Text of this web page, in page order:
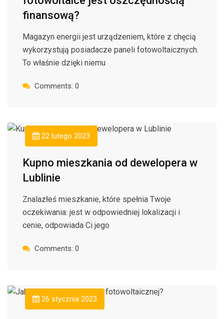
finansową?
Magazyn energii jest urządzeniem, które z chęcią
wykorzystują posiadacze paneli fotowoltaicznych.
To właśnie dzięki niemu
Comments: 0
22 lutego 2023
Kupno mieszkania od dewelopera w
Lublinie
Znalazłeś mieszkanie, które spełnia Twoje
oczekiwania: jest w odpowiedniej lokalizacji i
cenie, odpowiada Ci jego
Comments: 0
26 stycznia 2023